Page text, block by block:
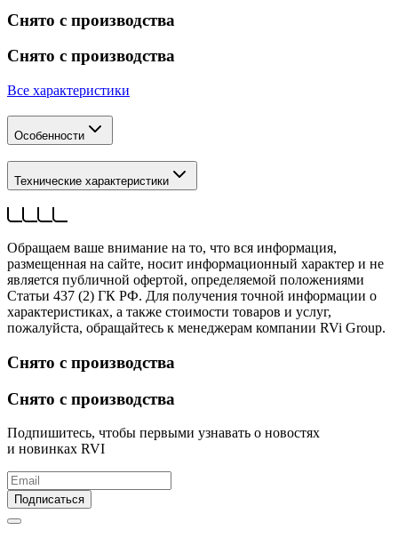
Снято с производства
Снято с производства
Все характеристики
Особенности
Технические характеристики
Обращаем ваше внимание на то, что вся информация,
размещенная на сайте, носит информационный характер и не
является публичной офертой, определяемой положениями
Статьи 437 (2) ГК РФ. Для получения точной информации о
характеристиках, а также стоимости товаров и услуг,
пожалуйста, обращайтесь к менеджерам компании RVi Group.
Снято с производства
Снято с производства
Подпишитесь, чтобы первыми узнавать о новостях
и новинках RVI
Подписаться